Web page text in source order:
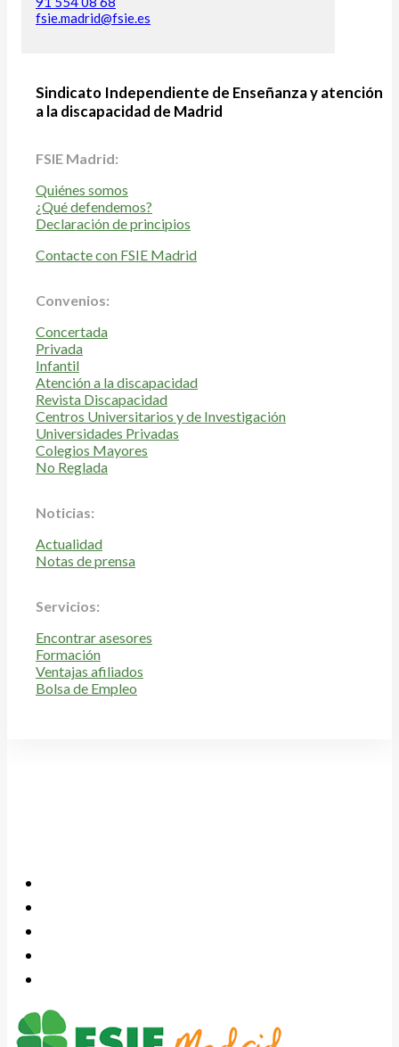
fsie.madrid@fsie.es
Sindicato Independiente de Enseñanza y atención
a la discapacidad de Madrid
FSIE Madrid:
Quiénes somos
¿Qué defendemos?
Declaración de principios
Contacte con FSIE Madrid
Convenios:
Concertada
Privada
Infantil
Atención a la discapacidad
Revista Discapacidad
Centros Universitarios y de Investigación
Universidades Privadas
Colegios Mayores
No Reglada
Noticias:
Actualidad
Notas de prensa
Servicios:
Encontrar asesores
Formación
Ventajas afiliados
Bolsa de Empleo